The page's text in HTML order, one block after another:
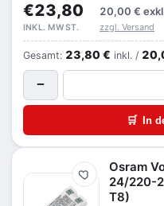
€23,80 20,00 €
INKL. MWST. zzgl. Versand
Gesamt: 23,80 € inkl. /
−
🛒 In
Merken
Osram
24/220-
T8)